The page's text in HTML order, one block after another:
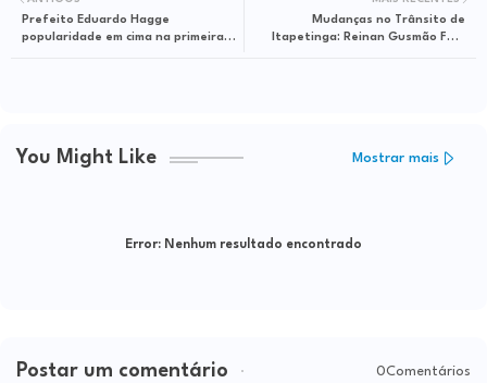
Mudanças no Trânsito de
Itapetinga: Reinan Gusmão Fala
Prefeito Eduardo Hagge
popularidade em cima na primeira
You Might Like Mostrar mais
Error: Nenhum resultado encontrado
Postar um comentário 0Comentários